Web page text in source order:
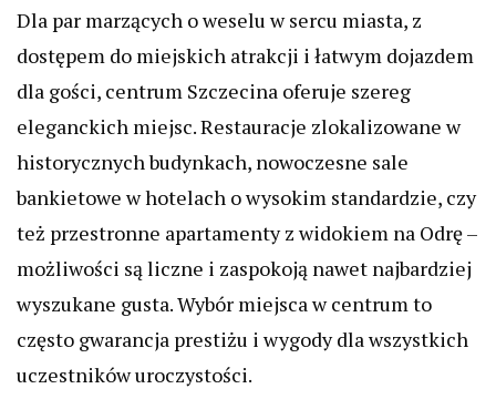
Dla par marzących o weselu w sercu miasta, z
dostępem do miejskich atrakcji i łatwym dojazdem
dla gości, centrum Szczecina oferuje szereg
eleganckich miejsc. Restauracje zlokalizowane w
historycznych budynkach, nowoczesne sale
bankietowe w hotelach o wysokim standardzie, czy
też przestronne apartamenty z widokiem na Odrę –
możliwości są liczne i zaspokoją nawet najbardziej
wyszukane gusta. Wybór miejsca w centrum to
często gwarancja prestiżu i wygody dla wszystkich
uczestników uroczystości.